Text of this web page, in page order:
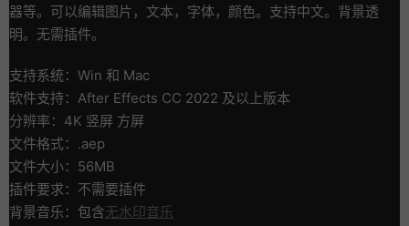
器等。可以编辑图片，文本，字体，颜色。支持中文。背景透
明。无需插件。
支持系统：Win 和 Mac
软件支持：After Effects CC 2022 及以上版本
分辨率：4K 竖屏 方屏
文件格式：.aep
文件大小：56MB
插件要求：不需要插件
背景音乐：包含无水印音乐